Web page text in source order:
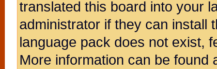
translated this board into your
administrator if they can install
language pack does not exist,
More information can be found